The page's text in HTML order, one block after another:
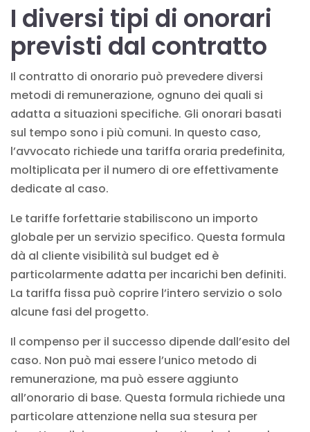
I diversi tipi di onorari
previsti dal contratto
Il contratto di onorario può prevedere diversi
metodi di remunerazione, ognuno dei quali si
adatta a situazioni specifiche. Gli onorari basati
sul tempo sono i più comuni. In questo caso,
l’avvocato richiede una tariffa oraria predefinita,
moltiplicata per il numero di ore effettivamente
dedicate al caso.
Le tariffe forfettarie stabiliscono un importo
globale per un servizio specifico. Questa formula
dà al cliente visibilità sul budget ed è
particolarmente adatta per incarichi ben definiti.
La tariffa fissa può coprire l’intero servizio o solo
alcune fasi del progetto.
Il compenso per il successo dipende dall’esito del
caso. Non può mai essere l’unico metodo di
remunerazione, ma può essere aggiunto
all’onorario di base. Questa formula richiede una
particolare attenzione nella sua stesura per